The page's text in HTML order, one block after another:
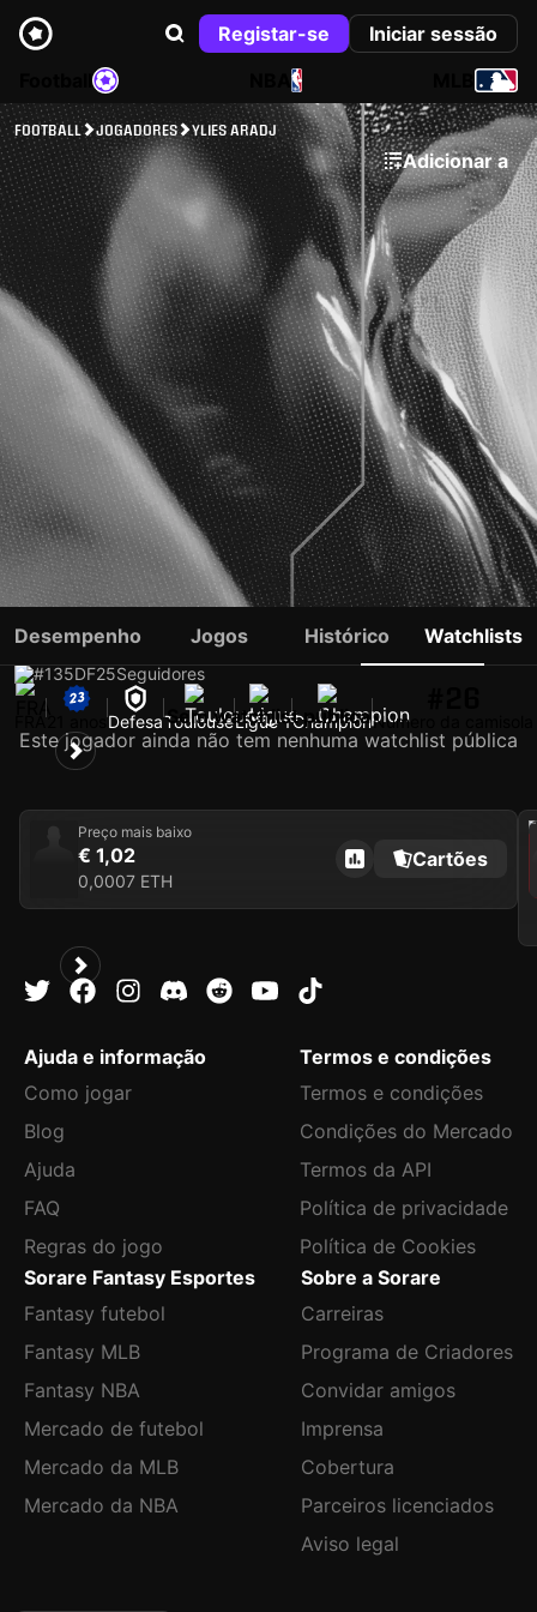
Registar-se
Iniciar sessão
NBA
FOOTBALL JOGADORES YLIES ARADJ
Adicionar a
YLIES ARADJ
#135DF25Seguidores
DefesaToulouseLigue 1ChampionNúmero da camisola
Desempenho Jogos Histórico Watchlists
Sem watchlist pública
Este jogador ainda não tem nenhuma watchlist pública
Preço mais baixo
€ 1,02
0,0007 ETH
Cartões
2024
Ajuda e informação
Como jogar
Blog
Ajuda
FAQ
Regras do jogo
Termos e condições
Termos e condições
Condições do Mercado
Termos da API
Política de privacidade
Política de Cookies
Sorare Fantasy Esportes
Fantasy futebol
Fantasy MLB
Fantasy NBA
Mercado de futebol
Mercado da MLB
Mercado da NBA
Sobre a Sorare
Carreiras
Programa de Criadores
Convidar amigos
Imprensa
Cobertura
Parceiros licenciados
Aviso legal